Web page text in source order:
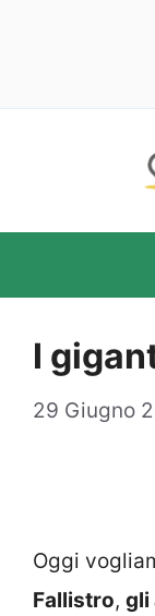
I
29 Giugno
Oggi
Fallistro, gli